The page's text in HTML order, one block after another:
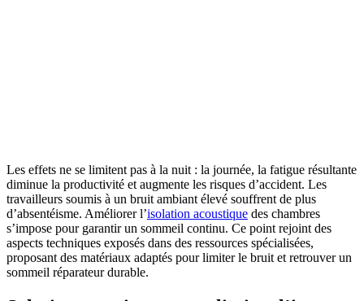
Les effets ne se limitent pas à la nuit : la journée, la fatigue résultante
diminue la productivité et augmente les risques d’accident. Les
travailleurs soumis à un bruit ambiant élevé souffrent de plus
d’absentéisme. Améliorer l’isolation acoustique des chambres
s’impose pour garantir un sommeil continu. Ce point rejoint des
aspects techniques exposés dans des ressources spécialisées,
proposant des matériaux adaptés pour limiter le bruit et retrouver un
sommeil réparateur durable.